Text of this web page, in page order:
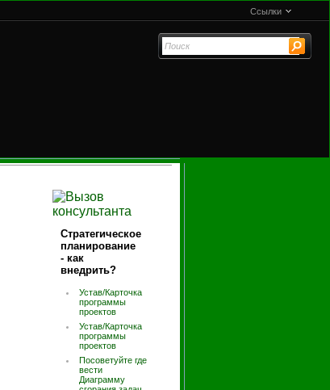
Ссылки
Стратегическое
планирование
- как
внедрить?
Устав/Карточка
программы
проектов
Устав/Карточка
программы
проектов
Посоветуйте где
вести
Диаграмму